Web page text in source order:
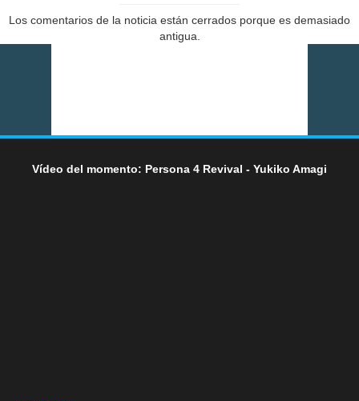
Los comentarios de la noticia están cerrados porque es demasiado
antigua.
Vídeo del momento: Persona 4 Revival - Yukiko Amagi